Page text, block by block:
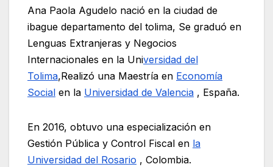
Ana Paola Agudelo nació en la ciudad de
ibague departamento del tolima, Se graduó en
Lenguas Extranjeras y Negocios
Internacionales en la Universidad del
Tolima,Realizó una Maestría en Economía
Social en la Universidad de Valencia , España.
En 2016, obtuvo una especialización en
Gestión Pública y Control Fiscal en la
Universidad del Rosario , Colombia.